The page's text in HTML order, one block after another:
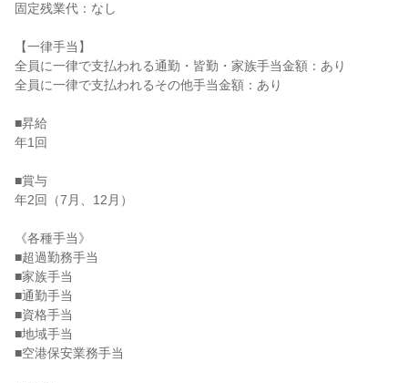
固定残業代：なし
【一律手当】
全員に一律で支払われる通勤・皆勤・家族手当金額：あり
全員に一律で支払われるその他手当金額：あり
■昇給
年1回
■賞与
年2回（7月、12月）
《各種手当》
■超過勤務手当
■家族手当
■通勤手当
■資格手当
■地域手当
■空港保安業務手当